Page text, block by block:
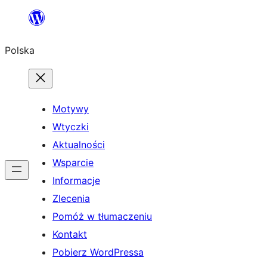
Przejdź
treści
Polska
Motywy
Wtyczki
Aktualności
Wsparcie
Informacje
Zlecenia
Pomóż w tłumaczeniu
Kontakt
Pobierz WordPressa